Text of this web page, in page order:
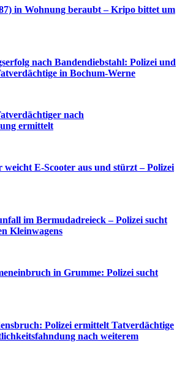
in Wohnung beraubt – Kripo bittet um
nach Bandendiebstahl: Polizei und
in Bochum-Werne
nach
ermittelt
E-Scooter aus und stürzt – Polizei
im Bermudadreieck – Polizei sucht
Kleinwagens
in Grumme: Polizei sucht
Polizei ermittelt Tatverdächtige
nach weiterem